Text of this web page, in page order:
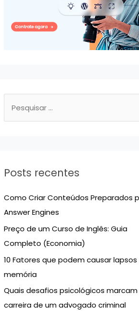
a
r
p
o
r
:
Posts recentes
Como Criar Conteúdos Preparados
Answer Engines
Preço de um Curso de Inglês: Guia
Completo (Economia)
10 Fatores que podem causar lapsos
memória
Quais desafios psicológicos marcam
carreira de um advogado criminal